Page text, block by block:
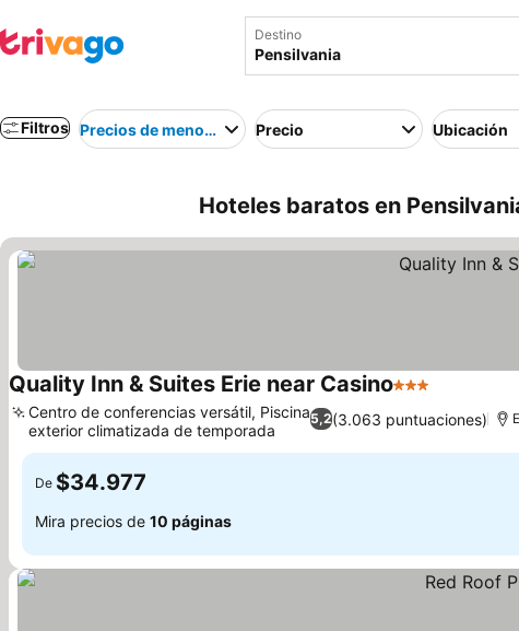
Destino
Filtros Precios de menor a mayorPrecio Ubicación
Hoteles baratos en
Quality Inn & Suites Erie near Casino3 Estrellas
5,2(3.063 puntuaciones)
Centro de conferencias versátil, Piscina
exterior climatizada de temporada
De $34.977
Mira precios de 10 páginas